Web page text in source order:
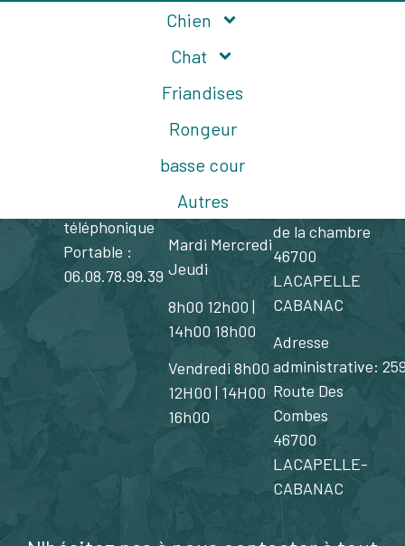
Chien
Chat
Friandises
Rongeur
basse cour
Autres
Comment nous contacter ?
contacter ?
téléphonique
Portable :
06.08.78.99.39
Horaires
d'ouverture
18 h00
Mardi Mercredi
Jeudi
8h00 12h00 |
14h00 18h00
Vendredi 8h00
12H00 | 14H00
16h00
de la chambre
46700
LACAPELLE
CABANAC
Adresse
administrative:
Route Des
Combes
46700
LACAPELLE-
CABANAC